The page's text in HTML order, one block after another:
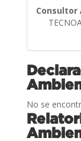
Consultor
No se